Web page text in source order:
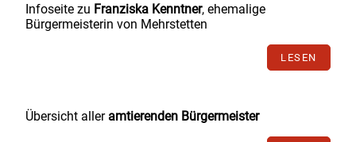
Infoseite zu Franziska Kenntner, ehemalige
Bürgermeisterin von Mehrstetten
LESEN
Übersicht aller amtierenden Bürgermeister